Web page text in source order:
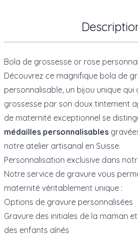
Bola de grossesse or rose
Découvrez ce magnifique bola de
personnalisable, un bijou unique
grossesse par son doux tintement
de maternité exceptionnel se
médailles personnalisables
notre atelier artisanal en Suisse.
Personnalisation exclusive dans
Notre service de gravure vous
maternité véritablement unique :
Options de gravure personnalisées
Gravure des initiales de la maman
des enfants aînés